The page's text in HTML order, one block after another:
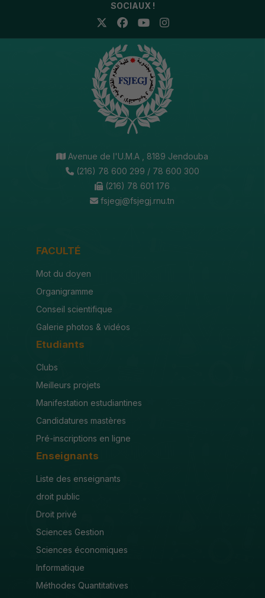
SOCIAUX !
Avenue de l'U.M.A , 8189 Jendouba
(216) 78 600 299 / 78 600 300
(216) 78 601 176
fsjegj@fsjegj.rnu.tn
FACULTÉ
Mot du doyen
Organigramme
Conseil scientifique
Galerie photos & vidéos
Etudiants
Clubs
Meilleurs projets
Manifestation estudiantines
Candidatures mastères
Pré-inscriptions en ligne
Enseignants
Liste des enseignants
droit public
Droit privé
Sciences Gestion
Sciences économiques
Informatique
Méthodes Quantitatives